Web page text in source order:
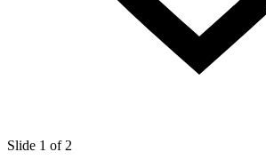
Slide 1 of 2